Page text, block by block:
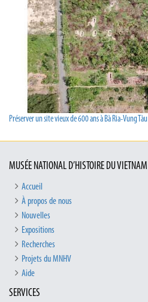
Préserver un site vieux de 600 ans à Bà Ria-Vung Tàu
MUSÉE NATIONAL D’HISTOIRE DU VIETNAM
Accueil
À propos de nous
Nouvelles
Expositions
Recherches
Projets du MNHV
Aide
SERVICES